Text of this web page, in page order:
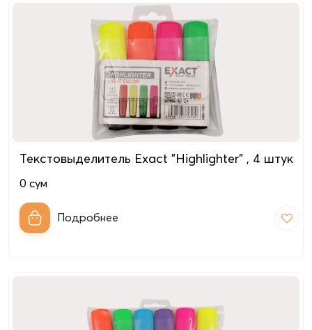
Текстовыделитель Exact "Highlighter" , 4 штук
0 сум
Подробнее